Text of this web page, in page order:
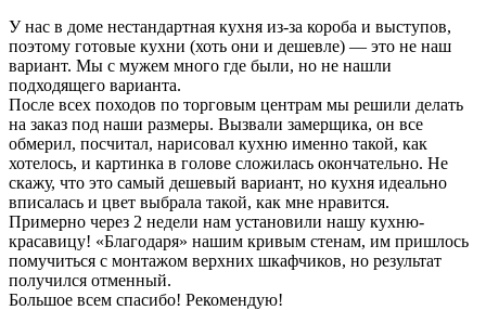
У нас в доме нестандартная кухня из-за короба и выступов,
поэтому готовые кухни (хоть они и дешевле) — это не наш
вариант. Мы с мужем много где были, но не нашли
подходящего варианта.
После всех походов по торговым центрам мы решили делать
на заказ под наши размеры. Вызвали замерщика, он все
обмерил, посчитал, нарисовал кухню именно такой, как
хотелось, и картинка в голове сложилась окончательно. Не
скажу, что это самый дешевый вариант, но кухня идеально
вписалась и цвет выбрала такой, как мне нравится.
Примерно через 2 недели нам установили нашу кухню-
красавицу! «Благодаря» нашим кривым стенам, им пришлось
помучиться с монтажом верхних шкафчиков, но результат
получился отменный.
Большое всем спасибо! Рекомендую!